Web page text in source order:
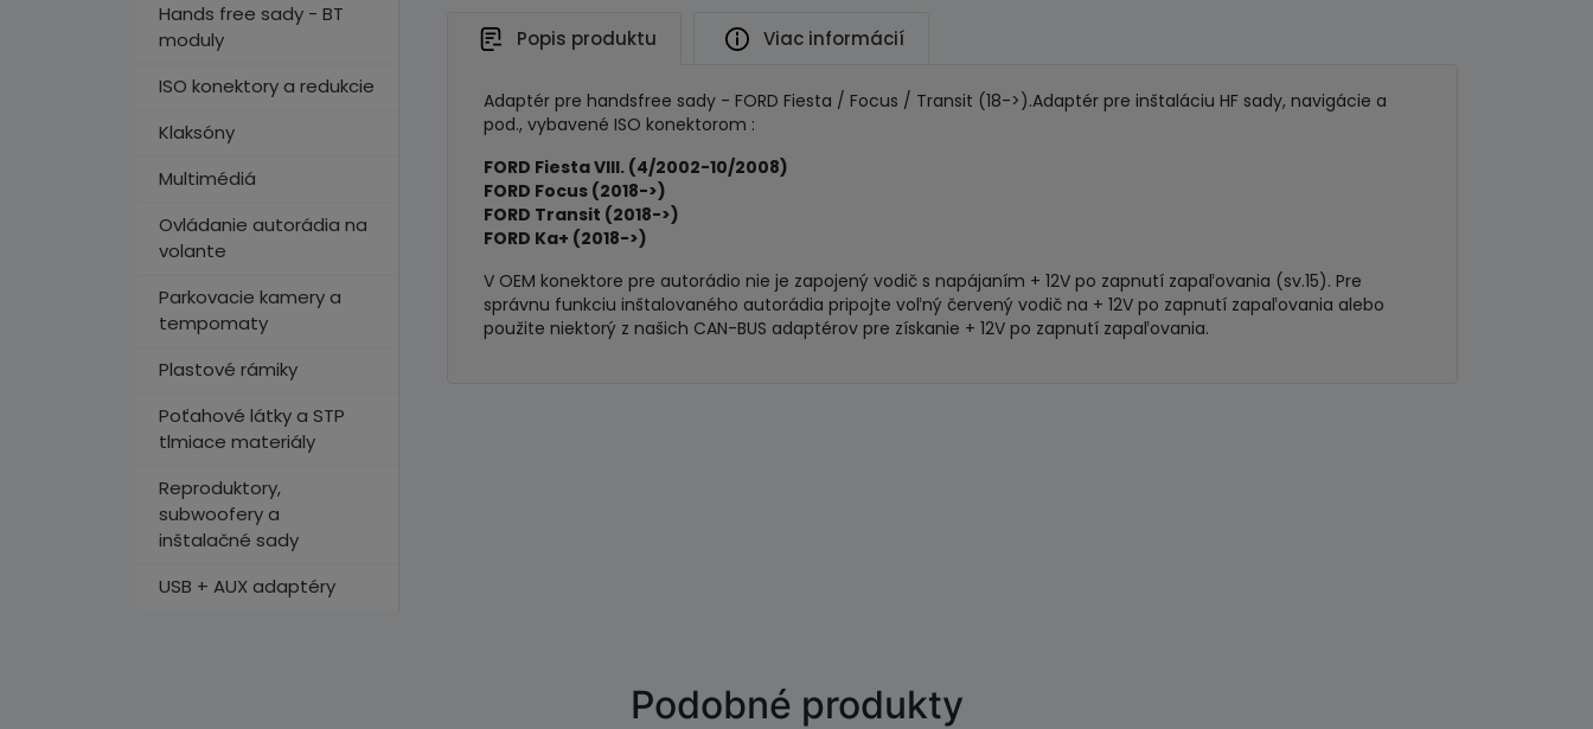
Hands free sady - BT
moduly
ISO konektory a redukcie
Klaksóny
Multimédiá
Ovládanie autorádia na
volante
Parkovacie kamery a
tempomaty
Plastové rámiky
Poťahové látky a STP
tlmiace materiály
Reproduktory,
subwoofery a
inštalačné sady
USB + AUX adaptéry
>)
Popis produktu Viac informácií
Adaptér pre handsfree sady - FORD Fiesta / Focus / Transit (18->).Adaptér pre inštaláciu HF sady, navigácie a
pod., vybavené ISO konektorom :
FORD Fiesta VIII. (4/2002-10/2008)
FORD Focus (2018->)
FORD Transit (2018->)
FORD Ka+ (2018->)
V OEM konektore pre autorádio nie je zapojený vodič s napájaním + 12V po zapnutí zapaľovania (sv.15). Pre
správnu funkciu inštalovaného autorádia pripojte voľný červený vodič na + 12V po zapnutí zapaľovania alebo
použite niektorý z našich CAN-BUS adaptérov pre získanie + 12V po zapnutí zapaľovania.
Podobné produkty